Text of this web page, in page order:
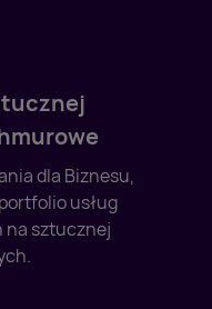
dla Biznesu,
usług
na sztucznej